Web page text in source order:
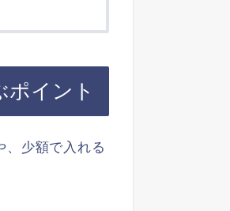
イント
、少額で入れる